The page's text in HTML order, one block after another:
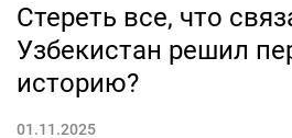
Стереть все, что
Узбекистан решил
историю?
01.11.2025